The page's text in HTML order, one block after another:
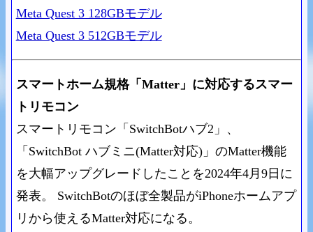
Meta Quest 3 128GBモデル
Meta Quest 3 512GBモデル
スマートホーム規格「Matter」に対応するスマー
トリモコン
スマートリモコン「SwitchBotハブ2」、
「SwitchBot ハブミニ(Matter対応)」のMatter機能
を大幅アップグレードしたことを2024年4月9日に
発表。 SwitchBotのほぼ全製品がiPhoneホームアプ
リから使えるMatter対応になる。